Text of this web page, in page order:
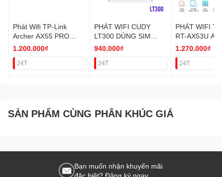
Phát Wifi TP-Link
Archer AX55 PRO
WIFI 6
Ăngten/Mesh/35 User)
1.200.000₫
24T
PHÁT WIFI CUDY
LT300 DÙNG SIM
NANO N300 2 LAN
940.000₫
24T
PHÁT WIFI
RT-AX53U
(WIFI6/2
1.270.000₫
24T
SẢN PHẨM CÙNG PHÂN KHÚC GIÁ
Bạn muốn nhận khuyến mãi